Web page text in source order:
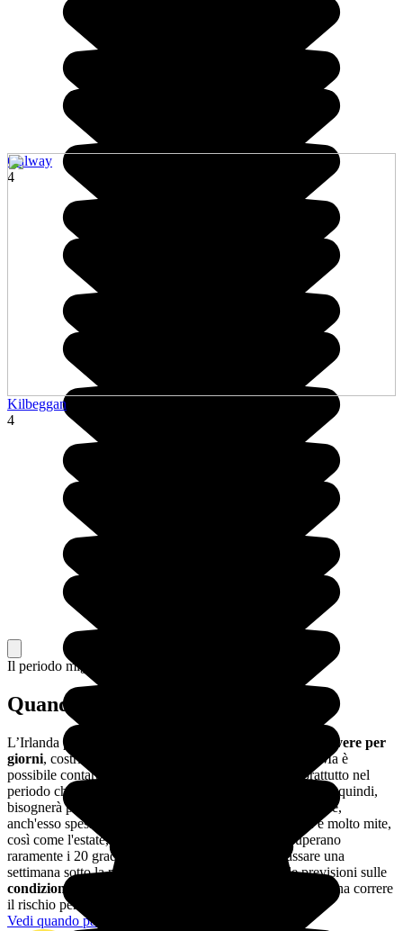
Galway
4
Kilbeggan
4
Il periodo migliore per partire
Quando andare in Irlanda?
L’Irlanda presenta un clima estremamente umido:
può piovere per
giorni, costringendoti a rimanere all'interno dei pub (!) Ma è
possibile contare anche su qualche bella giornata, soprattutto nel
periodo che va da maggio ad agosto. Per visitare l'Irlanda, quindi,
bisognerà preferire la stagione estiva e il mese di settembre,
anch'esso spesso molto gradevole. L’inverno irlandese è molto mite,
così come l'estate, durante la quale le temperature superano
raramente i 20 gradi. L'unico rischio è quello di passare una
settimana sotto la pioggia. Ma ci si può affidare alle previsioni sulle
condizioni climatiche in Irlanda
e, comunque, vale la pena correre
il rischio per visitare il paese!
Vedi quando partire